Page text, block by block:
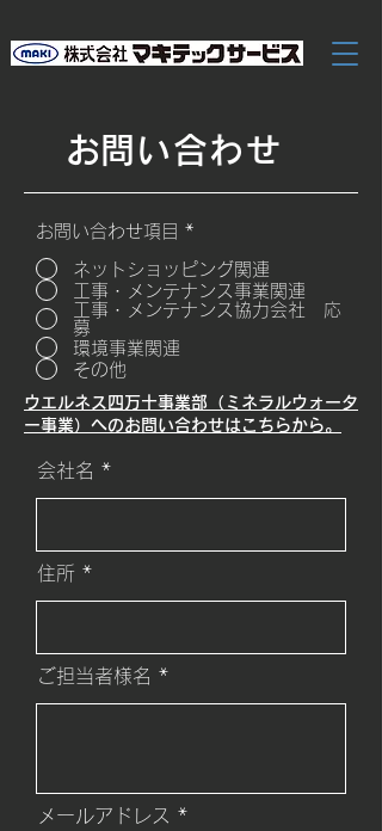
​お問い合わせ
お問い合わせ項目 *
ネットショッピング関連
工事・メンテナンス事業関連
工事・メンテナンス協力会社 応
募
環境事業関連
その他
​ウエルネス四万十事業部（ミネラルウォータ
ー事業）へのお問い合わせはこちらから。
会社名
住所
ご担当者様名
メールアドレス